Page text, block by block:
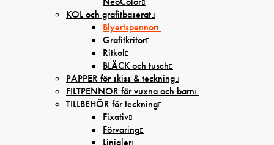
KOL och grafitbaserat
Blyertspennor
Grafitkritor
Ritkol
BLÄCK och tusch
PAPPER för skiss & teckning
FILTPENNOR för vuxna och barn
TILLBEHÖR för teckning
Fixativ
Förvaring
Linjaler